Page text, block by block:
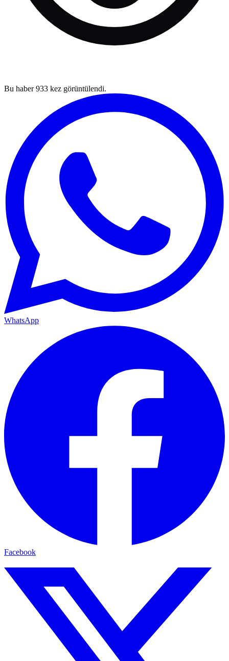
Bu haber933 kez görüntülendi.
WhatsApp
Facebook